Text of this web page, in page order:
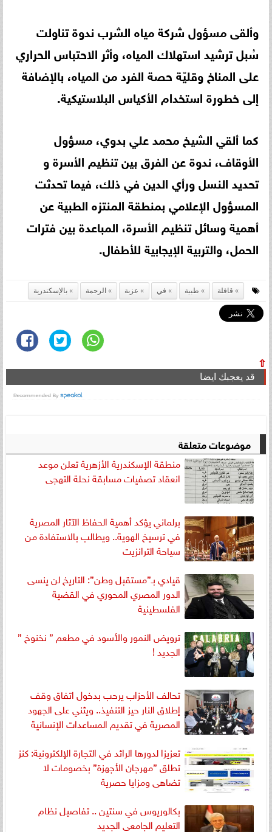
وألقى مسؤول شركة مياه الشرب ندوة تناولت
سُبل ترشيد استهلاك المياه، وأثر الاحتباس الحراري
على المناخ وقليّة حصة الفرد من المياه، بالإضافة
إلى خطورة استخدام الأكياس البلاستيكية.
كما ألقي الشيخ محمد علي بدوي، مسؤول
الأوقاف، ندوة عن الفرق بين تنظيم الأسرة و
تحديد النسل ورأي الدين في ذلك، فيما تحدثت
المسؤول الإعلامي بمنطقة المنتزه الطبية عن
أهمية وسائل تنظيم الأسرة، المباعدة بين فترات
الحمل، والتربية الإيجابية للأطفال.
قافلة طبية في عزبة الرحمة بالإسكندرية
⇧
قد يعجبك ايضا
موضوعات متعلقة
منطقة الإسكندرية الأزهرية تعلن موعد
انعقاد تصفيات مسابقة نحلة التهجى
برلماني يؤكد أهمية الحفاظ الآثار المصرية
في ترسيخ الهوية.. ويطالب بالاستفادة من
سياحة الترانزيت
قيادي بـ”مستقبل وطن”: التاريخ لن ينسى
الدور المصري المحوري في القضية
الفلسطينية
ترويض النمور والأسود في مطعم ” نخنوخ ”
الجديد !
تحالف الأحزاب يرحب بدخول اتفاق وقف
إطلاق النار حيز التنفيذ.. ويثني على الجهود
المصرية في تقديم المساعدات الإنسانية
تعزيزا لدورها الرائد في التجارة الإلكترونية: كنز
تطلق ”مهرجان الأجهزة” بخصومات لا
تضاهى ومزايا حصرية
بكالوريوس في سنتين .. تفاصيل نظام
التعليم الجامعى الجديد